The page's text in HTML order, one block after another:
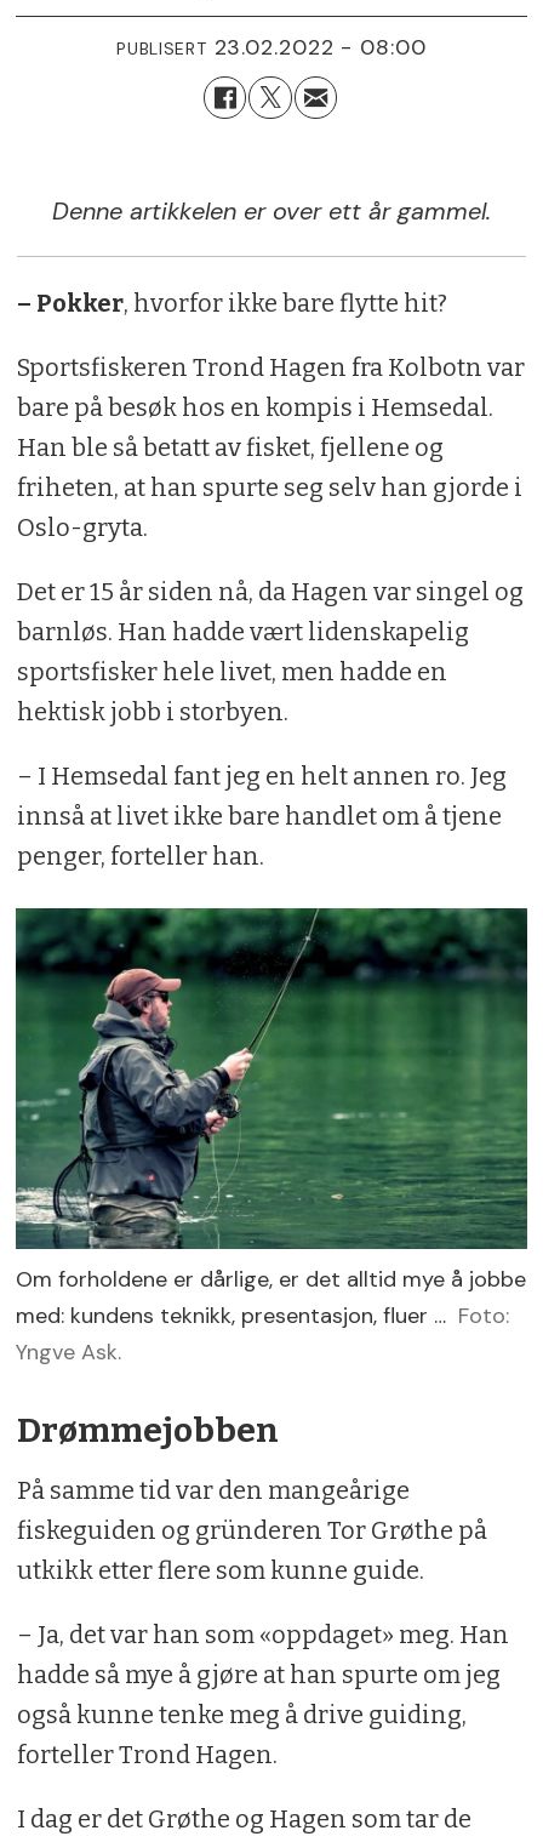
PUBLISERT 23.02.2022 - 08:00
Denne artikkelen er over ett år gammel.
– Pokker, hvorfor ikke bare flytte hit?
Sportsfiskeren Trond Hagen fra Kolbotn var
bare på besøk hos en kompis i Hemsedal.
Han ble så betatt av fisket, fjellene og
friheten, at han spurte seg selv han gjorde i
Oslo-gryta.
Det er 15 år siden nå, da Hagen var singel og
barnløs. Han hadde vært lidenskapelig
sportsfisker hele livet, men hadde en
hektisk jobb i storbyen.
– I Hemsedal fant jeg en helt annen ro. Jeg
innså at livet ikke bare handlet om å tjene
penger, forteller han.
Om forholdene er dårlige, er det alltid mye å jobbe
med: kundens teknikk, presentasjon, fluer … Foto:
Yngve Ask.
Drømmejobben
På samme tid var den mangeårige
fiskeguiden og gründeren Tor Grøthe på
utkikk etter flere som kunne guide.
– Ja, det var han som «oppdaget» meg. Han
hadde så mye å gjøre at han spurte om jeg
også kunne tenke meg å drive guiding,
forteller Trond Hagen.
I dag er det Grøthe og Hagen som tar de